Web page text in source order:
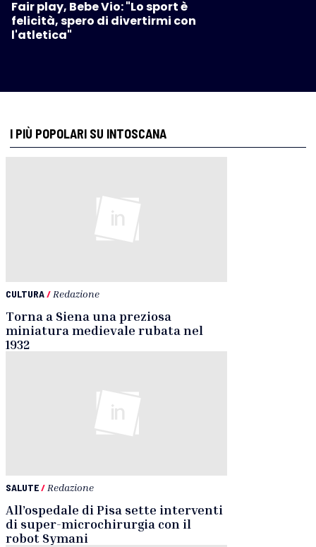
Fair play, Bebe Vio: "Lo sport è
felicità, spero di divertirmi con
l'atletica"
I PIÙ POPOLARI SU INTOSCANA
CULTURA/ Redazione
Torna a Siena una preziosa
miniatura medievale rubata nel
1932
SALUTE/ Redazione
All’ospedale di Pisa sette interventi
di super-microchirurgia con il
robot Symani